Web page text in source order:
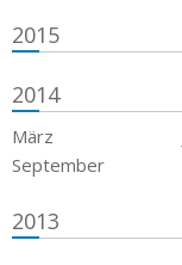
2015
2014
März
September
2013